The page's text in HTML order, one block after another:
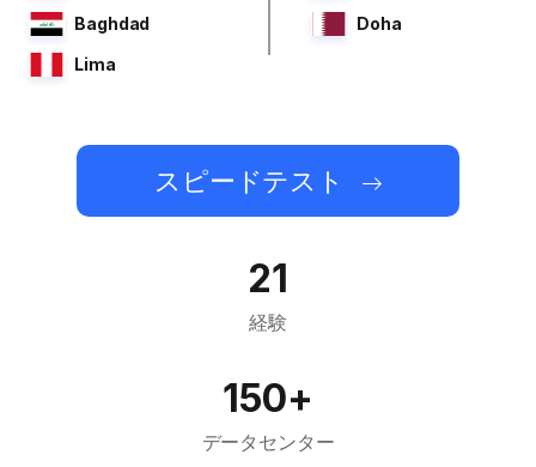
Baghdad
Doha
Lima
スピードテスト
21
経験
150+
データセンター